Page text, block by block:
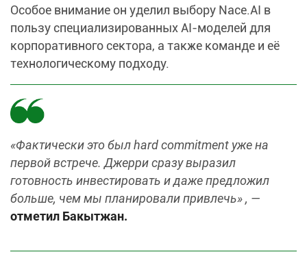
Особое внимание он уделил выбору Nace.AI в
пользу специализированных AI-моделей для
корпоративного сектора, а также команде и её
технологическому подходу.
«Фактически это был hard commitment уже на
первой встрече. Джерри сразу выразил
готовность инвестировать и даже предложил
больше, чем мы планировали привлечь» , —
отметил Бакытжан.